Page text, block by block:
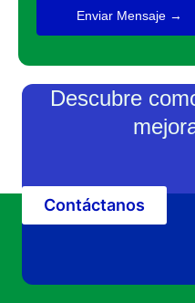
Enviar Mensaje →
Descubre
Contáctanos